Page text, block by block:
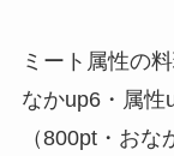
ミート属性の
なかup6・属性
（800pt・お